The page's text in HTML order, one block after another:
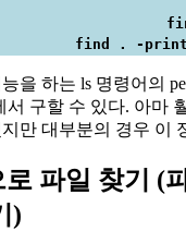
find . -printf
을 하는 ls 명령어의
서 구할 수 있다. 아마
만 대부분의 경우 이
로 파일 찾기 (
)